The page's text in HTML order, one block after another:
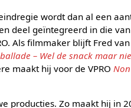
wordt dan al een
deel geïntegreerd in die
Als filmmaker blijft Fred
– Wel de snack maar
maakt hij voor de VPRO
producties. Zo maakt hij in